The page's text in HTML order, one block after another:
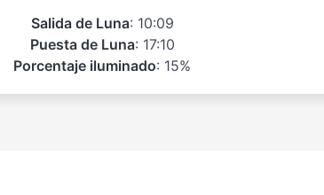
Salida de Luna: 10:09
Puesta de Luna: 17:10
Porcentaje iluminado: 15%